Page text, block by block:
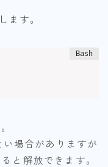
ます。
場合がありますが
と解放できます。